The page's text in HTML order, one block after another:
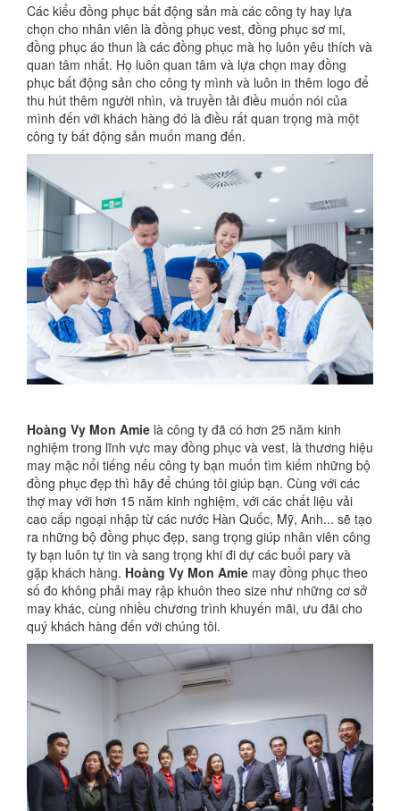
Các kiểu đồng phục bất động sản mà các công ty hay lựa
chọn cho nhân viên là đồng phục vest, đồng phục sơ mi,
đồng phục áo thun là các đồng phục mà họ luôn yêu thích và
quan tâm nhất. Họ luôn quan tâm và lựa chọn may đồng
phục bất động sản cho công ty mình và luôn in thêm logo để
thu hút thêm người nhìn, và truyền tải điều muốn nói của
mình đến với khách hàng đó là điều rất quan trọng mà một
công ty bất động sản muốn mang đến.
Hoàng Vy Mon Amie là công ty đã có hơn 25 năm kinh
nghiệm trong lĩnh vực may đồng phục và vest, là thương hiệu
may mặc nổi tiếng nếu công ty bạn muốn tìm kiếm những bộ
đồng phục đẹp thì hãy để chúng tôi giúp bạn. Cùng với các
thợ may với hơn 15 năm kinh nghiệm, với các chất liệu vải
cao cấp ngoại nhập từ các nước Hàn Quốc, Mỹ, Anh... sẽ tạo
ra những bộ đồng phục đẹp, sang trọng giúp nhân viên công
ty bạn luôn tự tin và sang trọng khi đi dự các buổi pary và
gặp khách hàng. Hoàng Vy Mon Amie may đồng phục theo
số đo không phải may rập khuôn theo size như những cơ sở
may khác, cùng nhiều chương trình khuyến mãi, ưu đãi cho
quý khách hàng đến với chúng tôi.